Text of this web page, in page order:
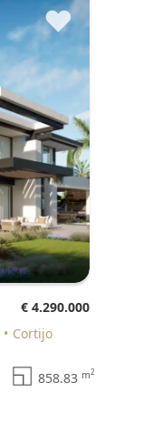
♥
€ 4.290.000
Cortijo
858.83 m2